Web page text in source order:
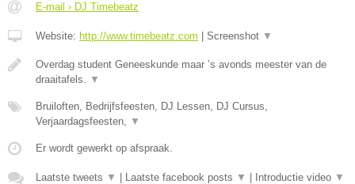
E-mail › DJ Timebeatz
Website: http://www.timebeatz.com Screenshot ▼
Overdag student Geneeskunde maar ’s avonds meester van de
draaitafels. ▼
Bruiloften, Bedrijfsfeesten, DJ Lessen, DJ Cursus,
Verjaardagsfeesten, ▼
Er wordt gewerkt op afspraak.
Laatste tweets ▼ Laatste facebook posts ▼ Introductie video ▼